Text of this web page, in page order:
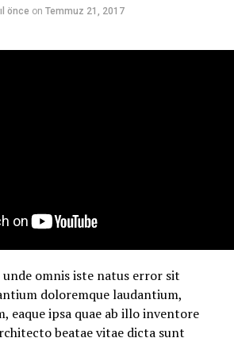
önce on Temmuz 21, 2017
omnis iste natus error sit
doloremque laudantium,
eaque ipsa quae ab illo inventore
beatae vitae dicta sunt